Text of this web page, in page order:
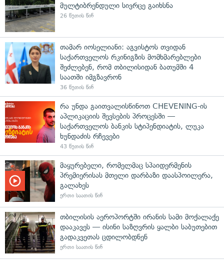
მულტიბრენდული სივრცე გაიხსნა
26 წუთის წინ
თამარ იოსელიანი: აგვისტოს თვიდან
საქართველოს რკინიგზის მომხმარებლები
შეძლებენ, რომ თბილისიდან ბათუმში 4
საათში იმგზავრონ
36 წუთის წინ
რა უნდა გაითვალისწინოთ CHEVENING-ის
აპლიკაციის შევსების პროცესში —
საქართველოს ბანკის სტიპენდიატის, ლუკა
ხუნდაძის რჩევები
43 წუთის წინ
მაყურებელი, რომელმაც სპაიდერმენის
პრემიერისას მთელი დარბაზი დაასპოილერა,
გალახეს
ერთი საათის წინ
თბილისის აეროპორტში ირანის სამი მოქალაქე
დააკავეს — ისინი საზღვრის ყალბი საბუთებით
გადაკვეთას ცდილობდნენ
ერთი საათის წინ